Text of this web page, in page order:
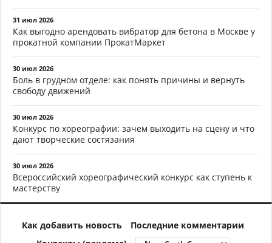
31 июл 2026
Как выгодно арендовать вибратор для бетона в Москве у
прокатной компании ПрокатМаркет
30 июл 2026
Боль в грудном отделе: как понять причины и вернуть
свободу движений
30 июл 2026
Конкурс по хореографии: зачем выходить на сцену и что
дают творческие состязания
30 июл 2026
Всероссийский хореографический конкурс как ступень к
мастерству
Как добавить новость
Последние комментарии